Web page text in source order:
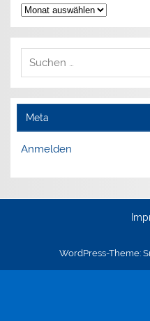
Archiv
Meta
Anmelden
WordPress-Theme: